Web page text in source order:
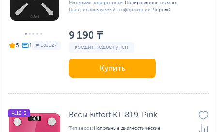
5 # 182127
Материал поверхности: Полированное стекло
Цвет, используемый в оформлении: Черный
9 190 ₸
кредит недоступен
Купить
+112 Б Весы Kitfort KT-819, Pink
Тип весов: Напольные диагностические